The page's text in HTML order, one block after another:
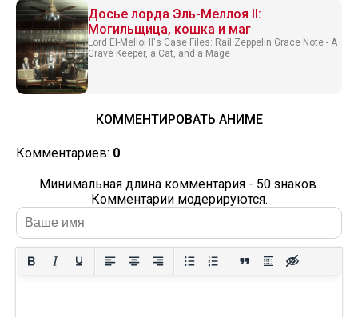
Досье лорда Эль-Меллоя II:
Могильщица, кошка и маг
Lord El-Melloi II's Case Files: Rail Zeppelin Grace Note - A
Grave Keeper, a Cat, and a Mage
КОММЕНТИРОВАТЬ АНИМЕ
Комментариев: 0
Минимальная длина комментария - 50 знаков.
Комментарии модерируются.